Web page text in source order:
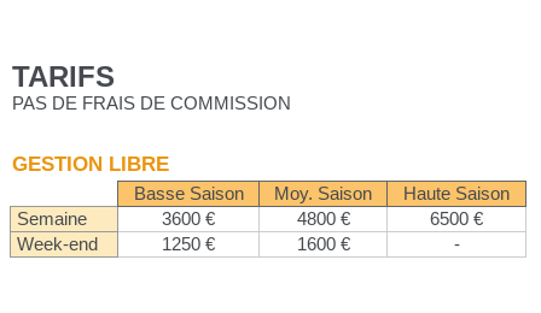
TARIFS
PAS DE FRAIS DE COMMISSION
GESTION LIBRE
Basse Saison Moy. Saison
Haute Saison
Semaine
3600 € 4800 €
6500 €
Week-end
1250 € 1600 € -